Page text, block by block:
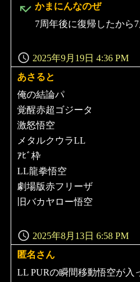
かまにんなのぜ
よ
2025年9月19日 4:36 PM
7周年後に復帰したから
あさると
よ
り:
2025年8月13日 6:58 PM
俺の結論パ
覚醒赤超ゴジータ
激怒悟空
メタルクウラLL
ｱﾋﾞ枠
LL龍拳悟空
劇場版赤フリーザ
旧バカヤロー悟空
匿名さん
よ
り:
LL PURの瞬間移動悟空が入